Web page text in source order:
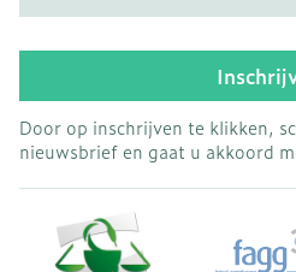
Door op inschrijven te klikken,
nieuwsbrief en gaat u akkoord